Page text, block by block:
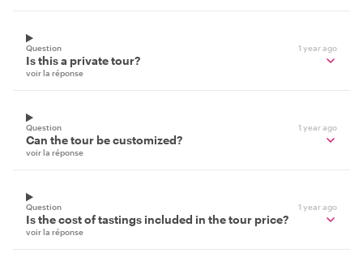
Question 1 year ago
Is this a private tour?
voir la réponse
Question 1 year ago
Can the tour be customized?
voir la réponse
Question 1 year ago
Is the cost of tastings included in the tour price?
voir la réponse